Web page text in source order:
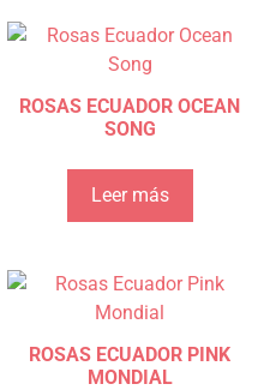
ROSAS ECUADOR OCEAN
SONG
Leer más
ROSAS ECUADOR PINK
MONDIAL